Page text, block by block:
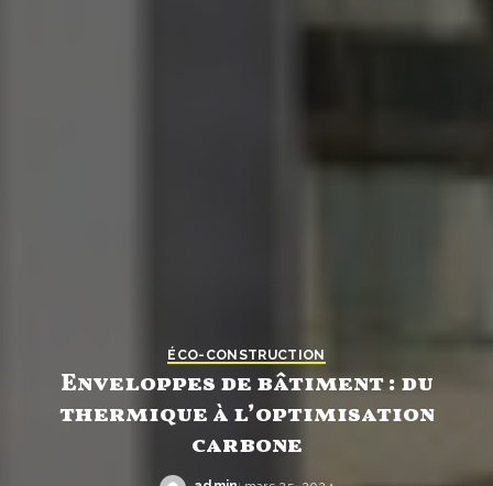
ÉCO-CONSTRUCTION
Enveloppes de bâtiment : du
thermique à l’optimisation
carbone